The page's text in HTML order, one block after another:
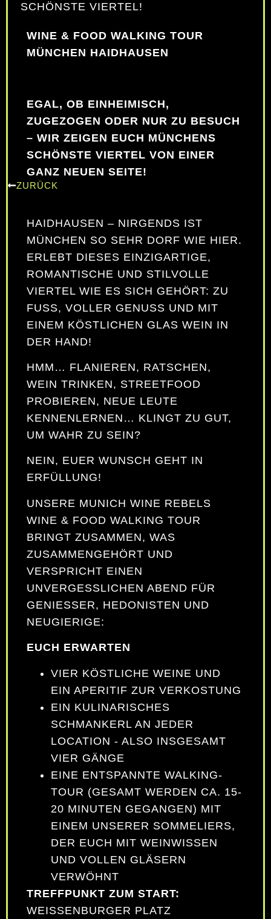
SCHÖNSTE VIERTEL!
WINE & FOOD WALKING TOUR
MÜNCHEN HAIDHAUSEN
EGAL, OB EINHEIMISCH,
ZUGEZOGEN ODER NUR ZU BESUCH
– WIR ZEIGEN EUCH MÜNCHENS
SCHÖNSTE VIERTEL VON EINER
GANZ NEUEN SEITE!
HAIDHAUSEN – NIRGENDS IST
MÜNCHEN SO SEHR DORF WIE HIER.
ERLEBT DIESES EINZIGARTIGE,
ROMANTISCHE UND STILVOLLE
VIERTEL WIE ES SICH GEHÖRT: ZU
FUSS, VOLLER GENUSS UND MIT E
INEM KÖSTLICHEN GLAS WEIN IN D
ER HAND!
HMM… FLANIEREN, RATSCHEN,
WEIN TRINKEN, STREETFOOD
PROBIEREN, NEUE LEUTE
KENNENLERNEN… KLINGT ZU GUT,
UM WAHR ZU SEIN?
NEIN, EUER WUNSCH GEHT IN
ERFÜLLUNG!
UNSERE MUNICH WINE REBELS
WINE & FOOD WALKING TOUR
BRINGT ZUSAMMEN, WAS
ZUSAMMENGEHÖRT UND
VERSPRICHT EINEN
UNVERGESSLICHEN ABEND FÜR
GENIESSER, HEDONISTEN UND N
EUGIERIGE:
EUCH ERWARTEN
VIER KÖSTLICHE WEINE UND
EIN APERITIF ZUR VERKOSTUNG
EIN KULINARISCHES
SCHMANKERL AN JEDER
LOCATION - ALSO INSGESAMT
VIER GÄNGE
EINE ENTSPANNTE WALKING-
TOUR (GESAMT WERDEN CA. 15-
20 MINUTEN GEGANGEN) MIT
EINEM UNSERER SOMMELIERS,
DER EUCH MIT WEINWISSEN
UND VOLLEN GLÄSERN
VERWÖHNT
TREFFPUNKT ZUM START:
WEISSENBURGER PLATZ
ZURÜCK